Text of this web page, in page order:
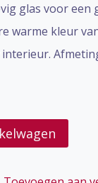
glas voor
warme kleur